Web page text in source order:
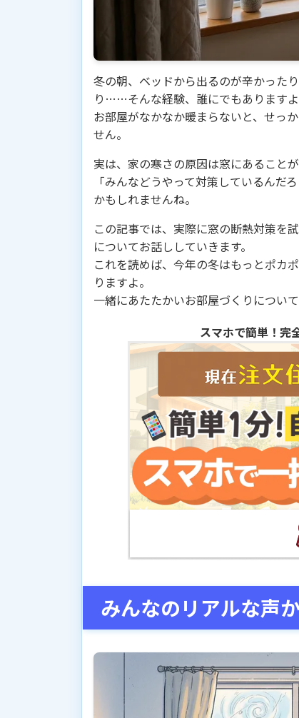
冬の朝、ベッドから出るのが辛かった
り……そんな経験、誰にでもありますよ
お部屋がなかなか暖まらないと、せっ
せん。
実は、家の寒さの原因は窓にあること
「みんなどうやって対策しているんだ
かもしれませんね。
この記事では、実際に窓の断熱対策を
についてお話ししていきます。
これを読めば、今年の冬はもっとポカ
りますよ。
一緒にあたたかいお部屋づくりについ
スマホで簡単！完
みんなのリアルな声